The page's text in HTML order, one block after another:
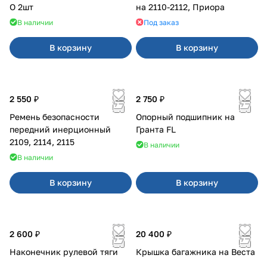
О 2шт
В наличии
В корзину
на 2110-2112, Приора
Под заказ
В корзину
2 550 ₽
Ремень безопасности
передний инерционный
2109, 2114, 2115
В наличии
В корзину
2 750 ₽
Опорный подшипник на
Гранта FL
В наличии
В корзину
2 600 ₽
Наконечник рулевой тяги
20 400 ₽
Крышка багажника на Веста